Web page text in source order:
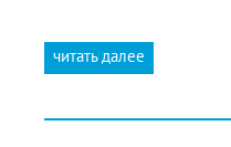
читать далее